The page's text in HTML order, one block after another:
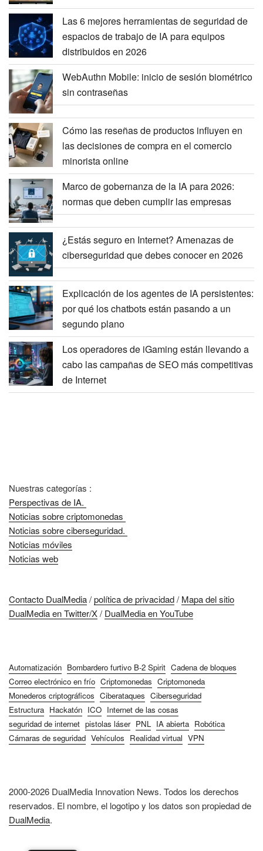
Las 6 mejores herramientas de seguridad de
espacios de trabajo de IA para equipos
distribuidos en 2026
WebAuthn Mobile: inicio de sesión biométrico
sin contraseñas
Cómo las reseñas de productos influyen en
las decisiones de compra en el comercio
minorista online
Marco de gobernanza de la IA para 2026:
normas que deben cumplir las empresas
¿Estás seguro en Internet? Amenazas de
ciberseguridad que debes conocer en 2026
Explicación de los agentes de IA persistentes:
por qué los chatbots están pasando a un
segundo plano
Los operadores de iGaming están llevando a
cabo las campañas de SEO más competitivas
de Internet
Nuestras categorías :
Perspectivas de IA.
Noticias sobre criptomonedas
Noticias sobre ciberseguridad.
Noticias móviles
Noticias web
Contacto DualMedia/política de privacidad/ Mapa del sitio
DualMedia en Twitter/X/ DualMedia en YouTube
Automatización Bombardero furtivo B-2 Spirit Cadena de bloques
Correo electrónico en frío Criptomonedas Criptomoneda
Monederos criptográficos Ciberataques Ciberseguridad
Estructura Hackatón ICO Internet de las cosas
seguridad de internet pistolas láser PNL IA abierta Robótica
Cámaras de seguridad Vehículos Realidad virtual VPN
2000-2026 DualMedia Innovation News. Todos los derechos
reservados. El nombre, el logotipo y los datos son propiedad de
DualMedia.